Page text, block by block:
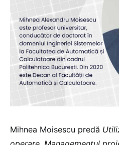
Mihnea Moisescu predă